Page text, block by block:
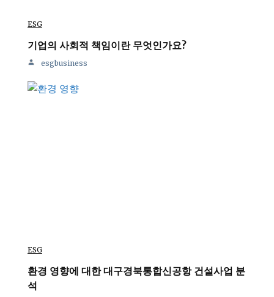
ESG
기업의 사회적 책임이란 무엇인가요?
esgbusiness
ESG
환경 영향에 대한 대구경북통합신공항 건설사업 분
석